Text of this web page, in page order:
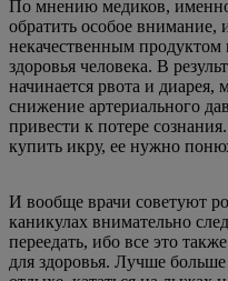
По мнению медиков,
обратить особое внимание,
некачественным продуктом
здоровья человека. В
начинается рвота и диарея,
снижение артериального
привести к потере
купить икру, ее нужно
И вообще врачи советуют
каникулах внимательно
переедать, ибо все это
для здоровья. Лучше